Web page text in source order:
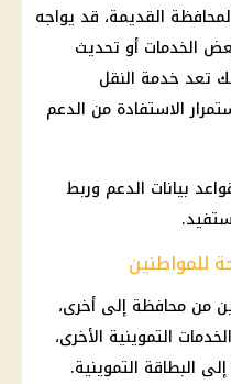
القديمة، قد يواجه
الخدمات أو تحديث
تعد خدمة النقل
الاستفادة من الدعم
بيانات الدعم وربط
للمواطنين
من محافظة إلى أخرى،
التموينية الأخرى،
البطاقة التموينية.